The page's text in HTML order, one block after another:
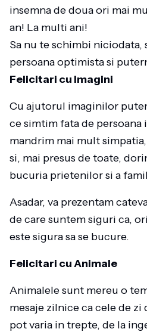
insemna de doua ori mai
an! La multi ani!
Sa nu te schimbi niciodata,
persoana optimista si
Felicitari cu Imagini
Cu ajutorul imaginilor
ce simtim fata de persoana
mandrim mai mult
si, mai presus de toate,
bucuria prietenilor si a
Asadar, va prezentam
de care suntem siguri ca,
este sigura sa se bucure.
Felicitari cu Animale
Animalele sunt mereu o
mesaje zilnice ca cele de zi
pot varia in trepte, de la